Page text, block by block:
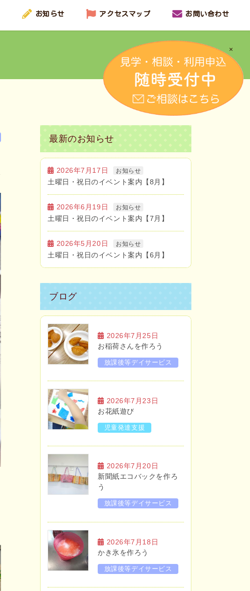
お知らせ アクセスマップ お問い合わせ
最新のお知らせ
2026年7月17日 お知らせ
土曜日・祝日のイベント案内【8月】
2026年6月19日 お知らせ
土曜日・祝日のイベント案内【7月】
2026年5月20日 お知らせ
土曜日・祝日のイベント案内【6月】
ブログ
2026年7月25日
お稲荷さんを作ろう
放課後等デイサービス
2026年7月23日
お花紙遊び
児童発達支援
2026年7月20日
新聞紙エコバックを作ろ
う
放課後等デイサービス
2026年7月18日
かき氷を作ろう
放課後等デイサービス
×